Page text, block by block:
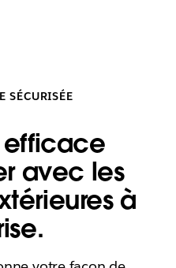
SÉCURISÉE
efficace
avec les
à